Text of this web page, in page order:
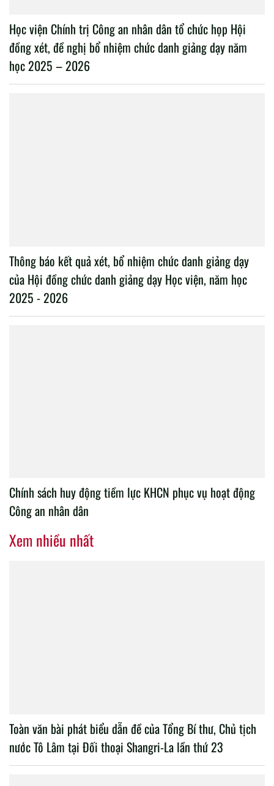
Học viện Chính trị Công an nhân dân tổ chức họp Hội
đồng xét, đề nghị bổ nhiệm chức danh giảng dạy năm
học 2025 – 2026
Thông báo kết quả xét, bổ nhiệm chức danh giảng dạy
của Hội đồng chức danh giảng dạy Học viện, năm học
2025 - 2026
Chính sách huy động tiềm lực KHCN phục vụ hoạt động
Công an nhân dân
Xem nhiều nhất
Toàn văn bài phát biểu dẫn đề của Tổng Bí thư, Chủ tịch
nước Tô Lâm tại Đối thoại Shangri-La lần thứ 23